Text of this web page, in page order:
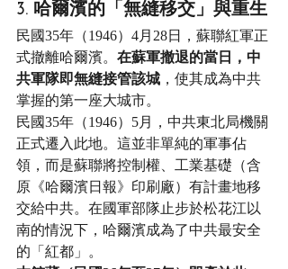
3. 哈爾濱的「無縫移交」與重生
民國35年（1946）4月28日，蘇聯紅軍正
式撤離哈爾濱。 在蘇軍撤退的當日，中
共軍隊即無縫接管該城 ，使其成為中共
掌握的第一座大城市。
民國35年（1946）5月，中共東北局機關
正式遷入此地。這並非單純的軍事佔
領，而是蘇聯將控制權、工業基礎（含
原《哈爾濱日報》印刷廠）有計畫地移
交給中共。在國軍部隊止步於松花江以
南的情況下，哈爾濱成為了中共最安全
的「紅都」。